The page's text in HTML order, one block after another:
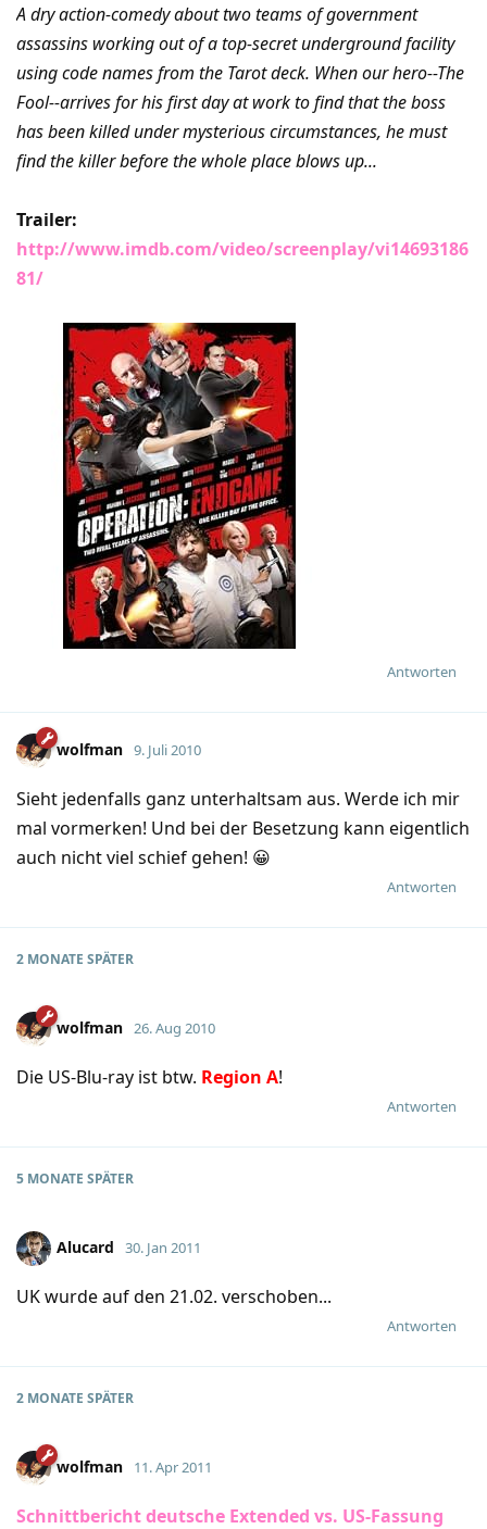
A dry action-comedy about two teams of government
assassins working out of a top-secret underground facility
using code names from the Tarot deck. When our hero--The
Fool--arrives for his first day at work to find that the boss
has been killed under mysterious circumstances, he must
find the killer before the whole place blows up...
Trailer:
http://www.imdb.com/video/screenplay/vi14693186
81/
Antworten
wolfman 9. Juli 2010
Sieht jedenfalls ganz unterhaltsam aus. Werde ich mir
mal vormerken! Und bei der Besetzung kann eigentlich
auch nicht viel schief gehen! 😀
Antworten
2 MONATE SPÄTER
wolfman 26. Aug 2010
Die US-Blu-ray ist btw. Region A!
Antworten
5 MONATE SPÄTER
Alucard 30. Jan 2011
UK wurde auf den 21.02. verschoben...
Antworten
2 MONATE SPÄTER
wolfman 11. Apr 2011
Schnittbericht deutsche Extended vs. US-Fassung